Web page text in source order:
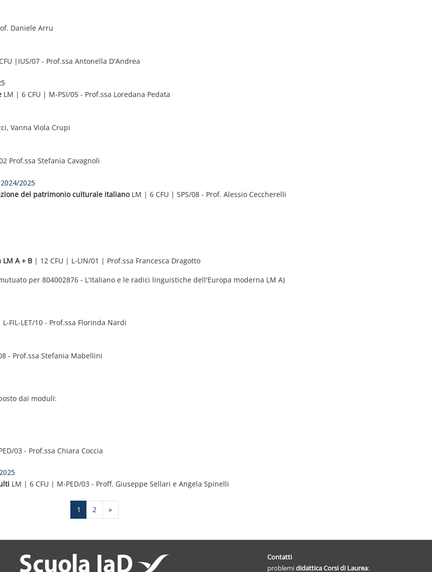
Daniele Arru
|IUS/07 - Prof.ssa Antonella D'Andrea
LM | 6 CFU | M-PSI/05 - Prof.ssa Loredana Pedata
Vanna Viola Crupi
Prof.ssa Stefania Cavagnoli
2025
del patrimonio culturale italianoLM | 6 CFU | SPS/08 - Prof. Alessio Ceccherelli
LM A + B | 12 CFU | L-LIN/01 | Prof.ssa Francesca Dragotto
per 804002876 - L'Italiano e le radici linguistiche dell'Europa moderna LM A)
FIL-LET/10 - Prof.ssa Florinda Nardi
- Prof.ssa Stefania Mabellini
dai moduli:
03 - Prof.ssa Chiara Coccia
LM | 6 CFU | M-PED/03 - Proff. Giuseppe Sellari e Angela Spinelli
1 Side 1
2 Side 2
»Næste side
Contatti
problemididatticaCorsi di Laurea: